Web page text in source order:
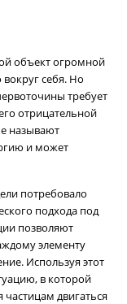
объект огромной
себя. Но
требует
отрицательной
называют
и может
потребовало
подхода под
позволяют
элементу
Используя этот
в которой
двигаться